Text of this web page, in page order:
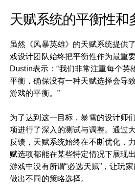
天赋系统的平衡性和
虽然《风暴英雄》的天赋系统提供
戏设计团队始终把平衡性作为最重
Dustin表示：“我们非常注重每个英
平衡，确保没有一种天赋选择会导
游戏的平衡。”
为了达到这一目标，暴雪的设计师
项进行了深入的测试与调整。通过
反馈，天赋系统始终在不断优化，
赋选项都能在某些特定情况下展现
游戏中没有所谓“必选天赋”，让玩
做出不同的策略选择。